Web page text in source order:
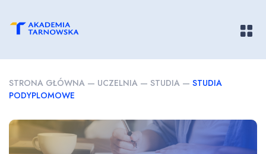
STRONA GŁÓWNA — UCZELNIA — STUDIA — STUDIA
PODYPLOMOWE